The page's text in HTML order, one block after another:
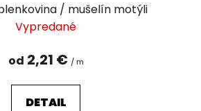
/ mušelín motýli
Vypredané
od 2,21 € / m
DETAIL